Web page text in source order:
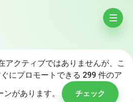
アクティブではありませんが、こ
にプロモートできる 299 件のア
ンがあります。
チェック